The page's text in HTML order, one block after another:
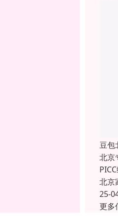
豆包
北京
北京
25-
更多